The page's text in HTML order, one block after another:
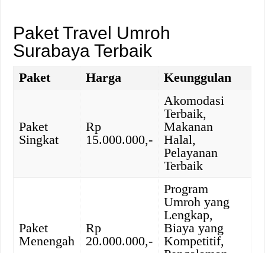
Paket Travel Umroh
Surabaya Terbaik
Paket Harga Keunggulan
Paket
Singkat
Rp
15.000.000,-
Akomodasi
Terbaik,
Makanan
Halal,
Pelayanan
Terbaik
Paket
Menengah
Rp
20.000.000,-
Program
Umroh yang
Lengkap,
Biaya yang
Kompetitif,